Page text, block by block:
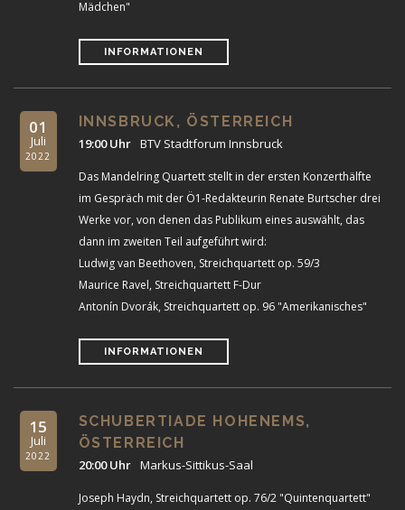
Mädchen"
INFORMATIONEN
01
Juli
2022
INNSBRUCK, ÖSTERREICH
19:00 Uhr BTV Stadtforum Innsbruck
Das Mandelring Quartett stellt in der ersten Konzerthälfte
im Gespräch mit der Ö1-Redakteurin Renate Burtscher drei
Werke vor, von denen das Publikum eines auswählt, das
dann im zweiten Teil aufgeführt wird:
Ludwig van Beethoven, Streichquartett op. 59/3
Maurice Ravel, Streichquartett F-Dur
Antonín Dvorák, Streichquartett op. 96 "Amerikanisches"
INFORMATIONEN
15
Juli
2022
SCHUBERTIADE HOHENEMS,
ÖSTERREICH
20:00 Uhr Markus-Sittikus-Saal
Joseph Haydn, Streichquartett op. 76/2 "Quintenquartett"